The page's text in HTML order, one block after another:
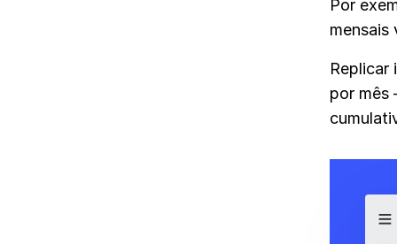
Por
mensais
Replicar
por mês